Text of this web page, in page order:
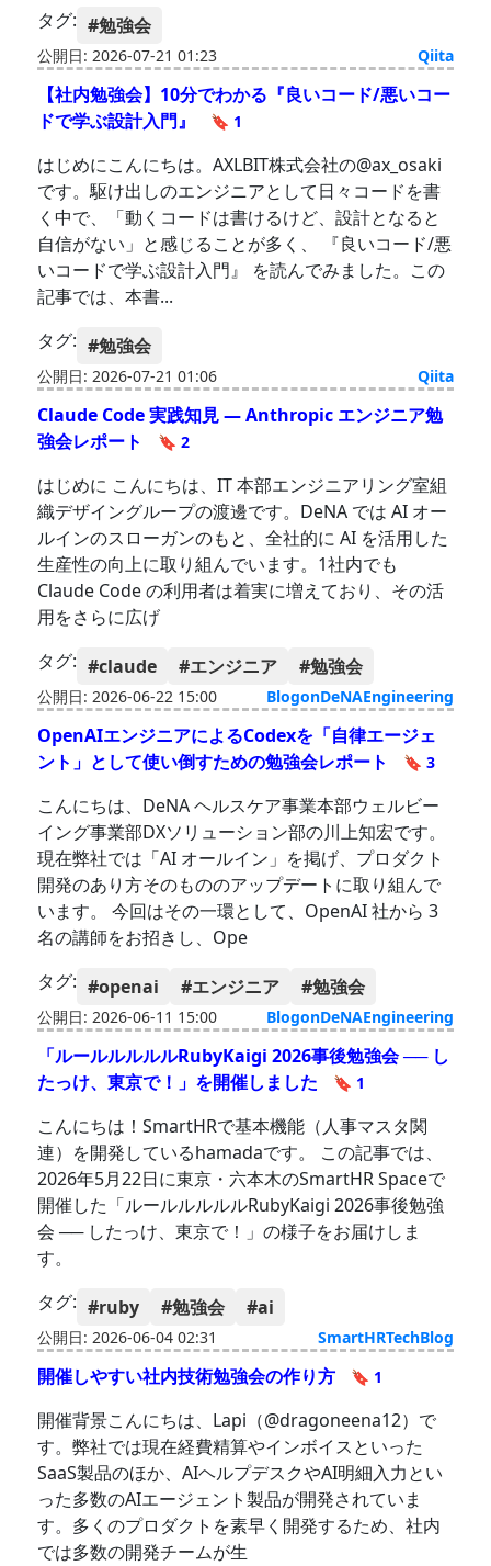
タグ: #勉強会
公開日: 2026-07-21 01:23 Qiita
【社内勉強会】10分でわかる『良いコード/悪いコー
ドで学ぶ設計入門』
🔖 1
はじめにこんにちは。AXLBIT株式会社の@ax_osaki
です。駆け出しのエンジニアとして日々コードを書
く中で、「動くコードは書けるけど、設計となると
自信がない」と感じることが多く、 『良いコード/悪
いコードで学ぶ設計入門』 を読んでみました。この
記事では、本書...
タグ: #勉強会
公開日: 2026-07-21 01:06 Qiita
Claude Code 実践知見 — Anthropic エンジニア勉
強会レポート
🔖 2
はじめに こんにちは、IT 本部エンジニアリング室組
織デザイングループの渡邊です。DeNA では AI オー
ルインのスローガンのもと、全社的に AI を活用した
生産性の向上に取り組んでいます。1社内でも
Claude Code の利用者は着実に増えており、その活
用をさらに広げ
タグ: #claude #エンジニア #勉強会
公開日: 2026-06-22 15:00 BlogonDeNAEngineering
OpenAIエンジニアによるCodexを「自律エージェ
ント」として使い倒すための勉強会レポート
🔖 3
こんにちは、DeNA ヘルスケア事業本部ウェルビー
イング事業部DXソリューション部の川上知宏です。
現在弊社では「AI オールイン」を掲げ、プロダクト
開発のあり方そのもののアップデートに取り組んで
います。 今回はその一環として、OpenAI 社から 3
名の講師をお招きし、Ope
タグ: #openai #エンジニア #勉強会
公開日: 2026-06-11 15:00 BlogonDeNAEngineering
「ルールルルルルRubyKaigi 2026事後勉強会 ── し
たっけ、東京で！」を開催しました
🔖 1
こんにちは！SmartHRで基本機能（人事マスタ関
連）を開発しているhamadaです。 この記事では、
2026年5月22日に東京・六本木のSmartHR Spaceで
開催した「ルールルルルルRubyKaigi 2026事後勉強
会 ── したっけ、東京で！」の様子をお届けしま
す。
タグ: #ruby #勉強会 #ai
公開日: 2026-06-04 02:31 SmartHRTechBlog
開催しやすい社内技術勉強会の作り方 🔖 1
開催背景こんにちは、Lapi（@dragoneena12）で
す。弊社では現在経費精算やインボイスといった
SaaS製品のほか、AIヘルプデスクやAI明細入力とい
った多数のAIエージェント製品が開発されていま
す。多くのプロダクトを素早く開発するため、社内
では多数の開発チームが生